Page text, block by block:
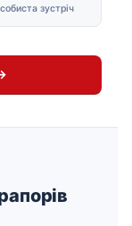
зустріч